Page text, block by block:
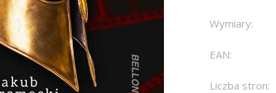
Wymiary:
EAN:
Liczba stron: